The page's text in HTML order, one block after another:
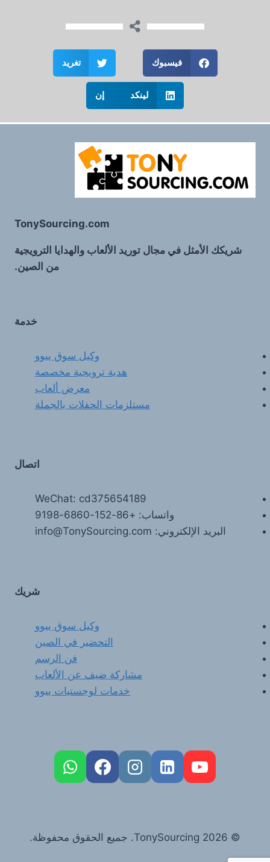
فيسبوك تغريد
لينكد إن
TonySourcing.com
شريكك الأمثل في مجال توريد الألعاب والهدايا الترويجية
من الصين.
خدمة
وكيل سوق ييوو
هدية ترويجية مخصصة
معرض ألعاب
مستلزمات الحفلات بالجملة
اتصال
WeChat: cd375654189
واتساب: +86-152-6860-9198
البريد الإلكتروني: info@TonySourcing.com
شريك
وكيل سوق ييوو
التحضير في الصين
فن الرسم
مشاركة ضيف عن الألعاب
خدمات لوجستيات ييوو
© 2026 TonySourcing. جميع الحقوق محفوظة.